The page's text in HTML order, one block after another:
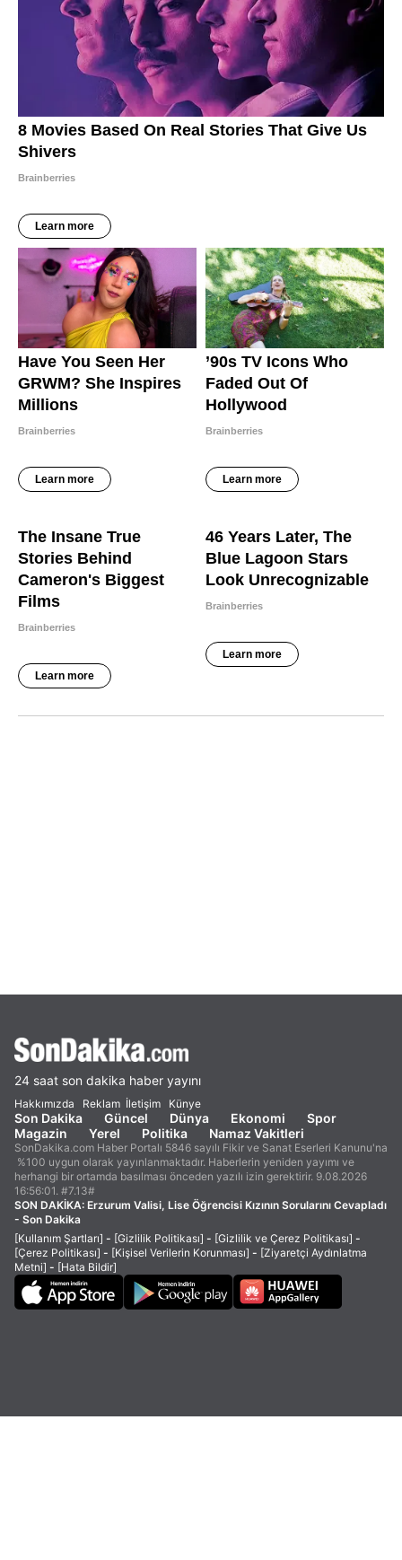
24 saat son dakika haber yayını
Hakkımızda Reklam İletişim Künye
Son Dakika Güncel Dünya Ekonomi
Spor
Magazin
Yerel Politika Namaz Vakitleri
SonDakika.com Haber Portalı 5846 sayılı Fikir ve Sanat Eserleri Kanunu'na
%100 uygun olarak yayınlanmaktadır. Haberlerin yeniden yayımı ve
herhangi bir ortamda basılması önceden yazılı izin gerektirir. 9.08.2026
16:56:01. #7.13#
SON DAKİKA: Erzurum Valisi, Lise Öğrencisi Kızının Sorularını Cevapladı
- Son Dakika
[Kullanım Şartları] - [Gizlilik Politikası] - [Gizlilik ve Çerez Politikası] -
[Çerez Politikası] - [Kişisel Verilerin Korunması] - [Ziyaretçi Aydınlatma
Metni] - [Hata Bildir]